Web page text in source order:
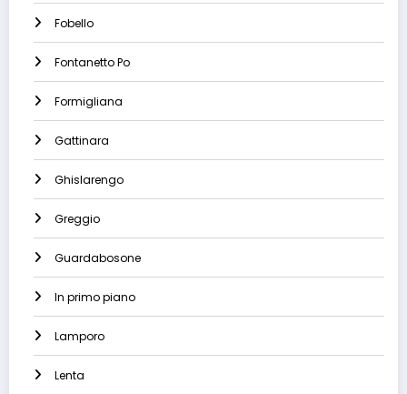
Fobello
Fontanetto Po
Formigliana
Gattinara
Ghislarengo
Greggio
Guardabosone
In primo piano
Lamporo
Lenta